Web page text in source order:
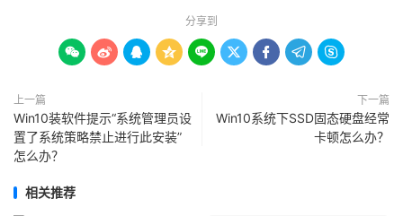
分享到
        
上一篇
Win10装软件提示“系统管理员设
置了系统策略禁止进行此安装”
怎么办？
下一篇
Win10系统下SSD固态硬盘经常
卡顿怎么办？
相关推荐